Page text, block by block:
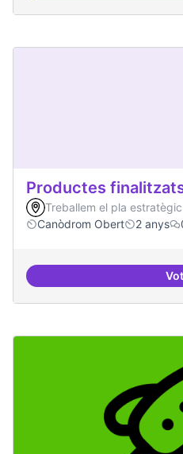
Productes
Treballem el pla
Canòdrom Obert
2 anys